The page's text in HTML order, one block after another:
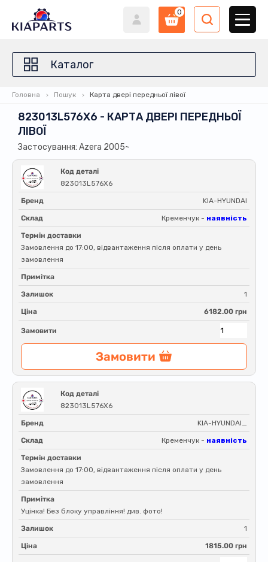
0
Каталог
Головна Пошук Карта двері передньої лівої
823013L576X6 - КАРТА ДВЕРІ ПЕРЕДНЬОЇ
ЛІВОЇ
Застосування: Azera 2005~
Код деталі
823013L576X6
Бренд KIA-HYUNDAI
Склад Кременчук - наявність
Термін доставки
Замовлення до 17:00, відвантаження після оплати у день
замовлення
Примітка
Залишок 1
Ціна 6182.00 грн
Замовити
Замовити
Код деталі
823013L576X6
Бренд KIA-HYUNDAI_
Склад Кременчук - наявність
Термін доставки
Замовлення до 17:00, відвантаження після оплати у день
замовлення
Примітка
Уцінка! Без блоку управління! див. фото!
Залишок 1
Ціна 1815.00 грн